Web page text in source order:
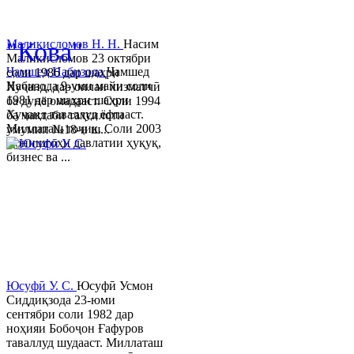
Ҷамшед НабизодаҶамшед
Набизода 9-уми майи соли
1981 дар шаҳри шаҳри
Хуҷанд таваллуд ёфтааст.
Миллаташ тоҷик. Соли 2003
Донишгоҳи давлатии ҳуқуқ,
бизнес ва ...
Маликисломов Н. Н. Насим
Маликисломов 23 октябри
соли 1986 дар шаҳри
Хуҷанд, дар оилаи хизматчӣ
ба дунё омадааст. Соли 1994
ба мактаби таҳсилоти
умумии №18-и ш...
Юсуфӣ У. C. Юсуфӣ Усмон
Сиддиқзода 23-юми
сентябри соли 1982 дар
ноҳияи Бобоҷон Ғафуров
таваллуд шудааст. Миллаташ
"Кова"